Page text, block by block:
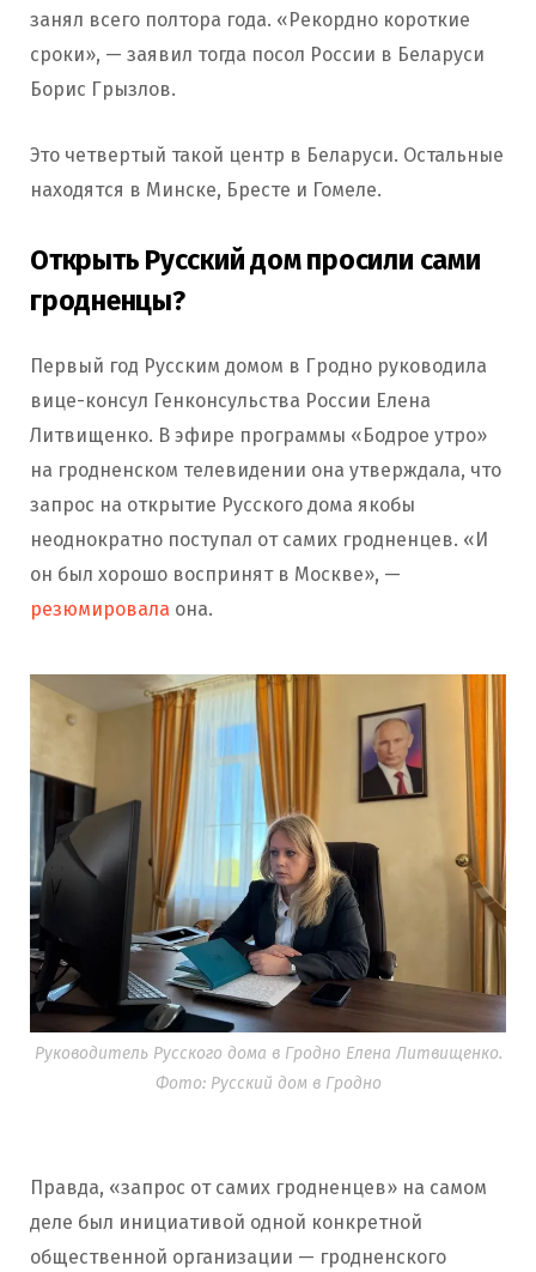
занял всего полтора года. «Рекордно короткие
сроки», — заявил тогда посол России в Беларуси
Борис Грызлов.
Это четвертый такой центр в Беларуси. Остальные
находятся в Минске, Бресте и Гомеле.
Открыть Русский дом просили сами
гродненцы?
Первый год Русским домом в Гродно руководила
вице-консул Генконсульства России Елена
Литвищенко. В эфире программы «Бодрое утро»
на гродненском телевидении она утверждала, что
запрос на открытие Русского дома якобы
неоднократно поступал от самих гродненцев. «И
он был хорошо воспринят в Москве», —
резюмировала она.
Руководитель Русского дома в Гродно Елена Литвищенко.
Фото: Русский дом в Гродно
Правда, «запрос от самих гродненцев» на самом
деле был инициативой одной конкретной
общественной организации — гродненского